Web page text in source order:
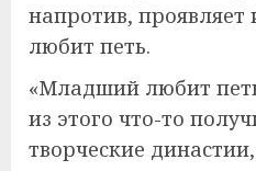
напротив, проявляет
любит петь.
«Младший любит
из этого что-то
творческие